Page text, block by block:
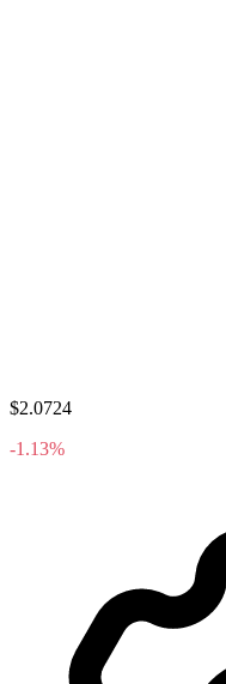
$2.0724
-1.13%